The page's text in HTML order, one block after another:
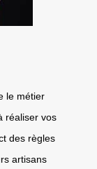
le métier
réaliser vos
des règles
artisans